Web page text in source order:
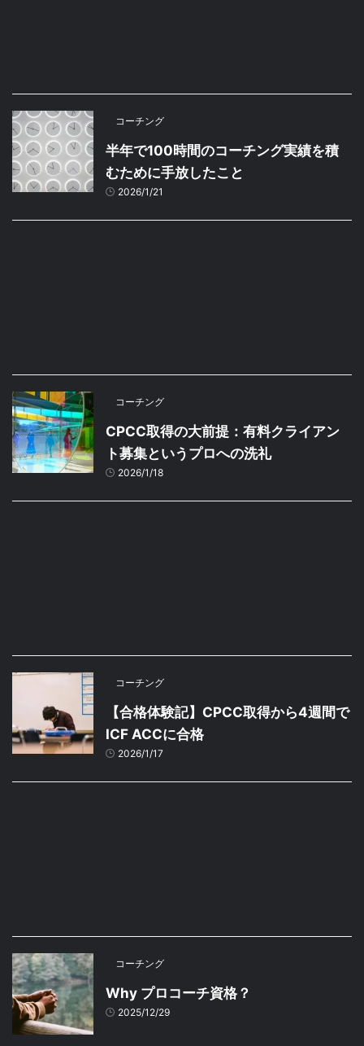
コーチング
半年で100時間のコーチング実績を積
むために手放したこと
2026/1/21
コーチング
CPCC取得の大前提：有料クライアン
ト募集というプロへの洗礼
2026/1/18
コーチング
【合格体験記】CPCC取得から4週間で
ICF ACCに合格
2026/1/17
コーチング
Why プロコーチ資格？
2025/12/29